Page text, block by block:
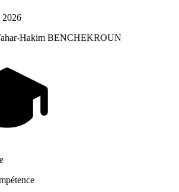
2026
Hakim BENCHEKROUN